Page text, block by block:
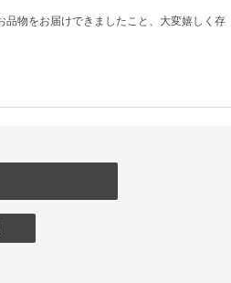
物をお届けできましたこと、大変嬉しく存